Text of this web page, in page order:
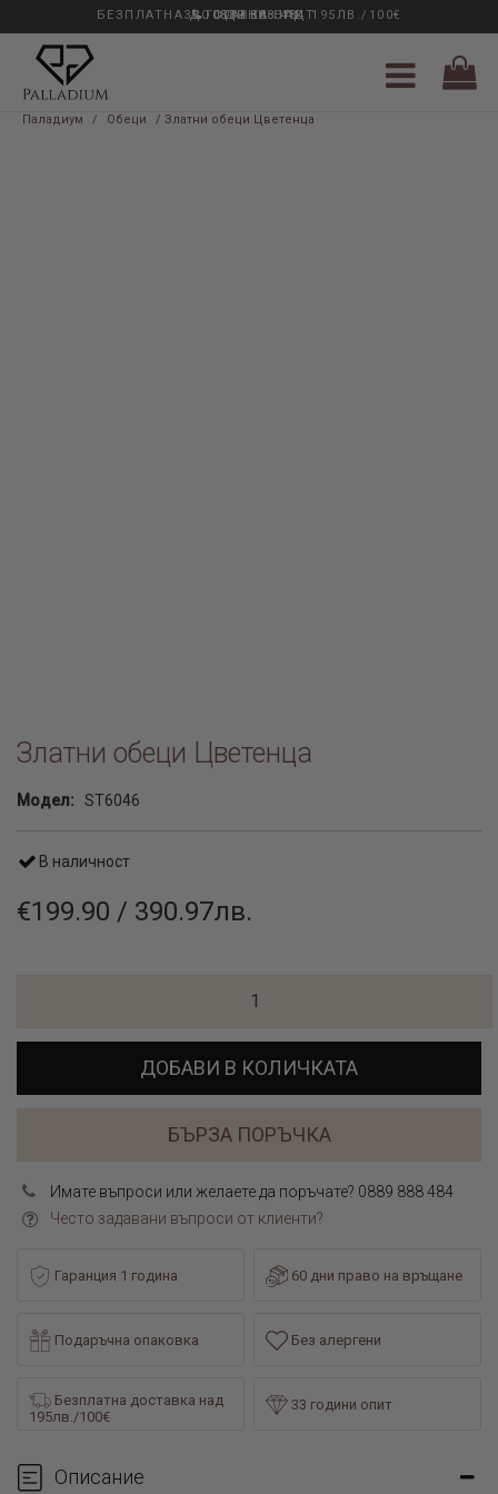
33 ГОДИНИ ОПИТ
БЕЗПЛАТНА ДОСТАВКА НАД 195ЛВ./100€
0889 888 484
Паладиум / Обеци / Златни обеци Цветенца
Златни обеци Цветенца
Модел: ST6046
В наличност
€199.90 / 390.97лв.
ДОБАВИ В КОЛИЧКАТА
БЪРЗА ПОРЪЧКА
Имате въпроси или желаете да поръчате? 0889 888 484
Често задавани въпроси от клиенти?
Гаранция 1 година 60 дни право на връщане
Подаръчна опаковка Без алергени
Безплатна доставка над
195лв./100€
33 години опит
Описание